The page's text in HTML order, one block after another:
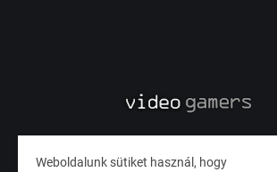
Weboldalunk sütiket használ, hogy